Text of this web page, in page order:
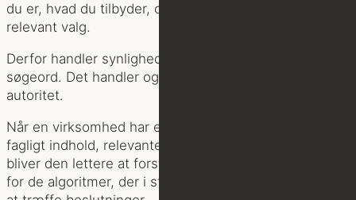
du er, hvad du tilbyder, og hvorfor netop du er et
relevant valg.
Derfor handler synlighed ikke kun om teknik og
søgeord. Det handler også om at opbygge digital
autoritet.
Når en virksomhed har en tydelig position, stærkt
fagligt indhold, relevante cases og et klart budskab,
bliver den lettere at forstå – både for mennesker og
for de algoritmer, der i stigende grad hjælper os med